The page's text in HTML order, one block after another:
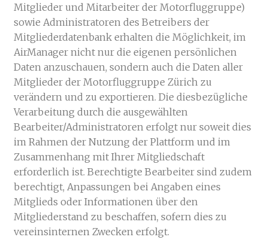
Mitglieder und Mitarbeiter der Motorfluggruppe)
sowie Administratoren des Betreibers der
Mitgliederdatenbank erhalten die Möglichkeit, im
AirManager nicht nur die eigenen persönlichen
Daten anzuschauen, sondern auch die Daten aller
Mitglieder der Motorfluggruppe Zürich zu
verändern und zu exportieren. Die diesbezügliche
Verarbeitung durch die ausgewählten
Bearbeiter/Administratoren erfolgt nur soweit dies
im Rahmen der Nutzung der Plattform und im
Zusammenhang mit Ihrer Mitgliedschaft
erforderlich ist. Berechtigte Bearbeiter sind zudem
berechtigt, Anpassungen bei Angaben eines
Mitglieds oder Informationen über den
Mitgliederstand zu beschaffen, sofern dies zu
vereinsinternen Zwecken erfolgt.